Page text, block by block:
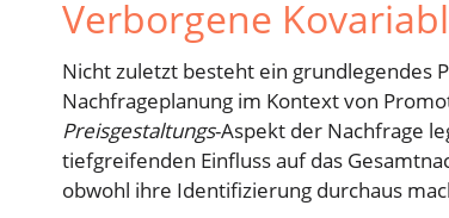
Verborgene
Nicht zuletzt besteht ein grundlegendes
Nachfrageplanung im Kontext von
Preisgestaltungs-Aspekt der Nachfrage
tiefgreifenden Einfluss auf das
obwohl ihre Identifizierung durchaus